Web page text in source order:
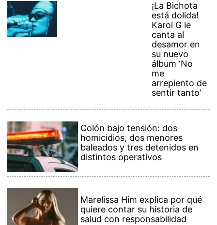
¡La Bichota
está dolida!
Karol G le
canta al
desamor en
su nuevo
álbum ‘No
me
arrepiento de
sentir tanto’
Colón bajo tensión: dos
homicidios, dos menores
baleados y tres detenidos en
distintos operativos
Marelissa Him explica por qué
quiere contar su historia de
salud con responsabilidad